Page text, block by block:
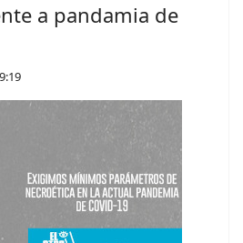
a pandamia de